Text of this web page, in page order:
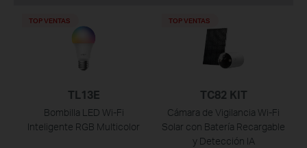
TL13E
Bombilla LED Wi-Fi
Inteligente RGB Multicolor
TOP VENTAS
TC82 KIT
Cámara de Vigilancia Wi-Fi
Solar con Batería Recargable
y Detección IA
TOP VENTAS